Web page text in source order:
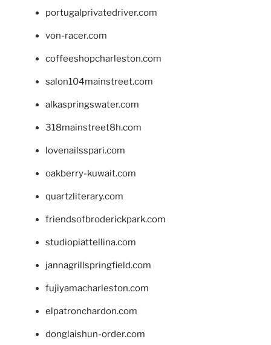
portugalprivatedriver.com
von-racer.com
coffeeshopcharleston.com
salon104mainstreet.com
alkaspringswater.com
318mainstreet8h.com
lovenailsspari.com
oakberry-kuwait.com
quartzliterary.com
friendsofbroderickpark.com
studiopiattellina.com
jannagrillspringfield.com
fujiyamacharleston.com
elpatronchardon.com
donglaishun-order.com